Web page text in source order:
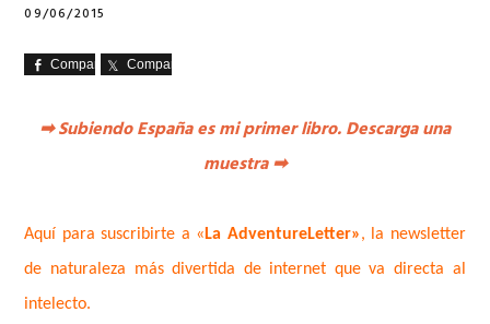
09/06/2015
Comparte Comparte
➡Subiendo España es mi primer libro. Descarga una
muestra➡
Aquí para suscribirte a « La AdventureLetter», la newsletter
de naturaleza más divertida de internet que va directa al
intelecto.